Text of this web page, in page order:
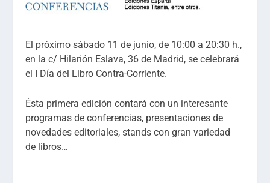
El próximo sábado 11 de junio, de 10:00 a 20:30 h.,
en la c/ Hilarión Eslava, 36 de Madrid, se celebrará
el I Día del Libro Contra-Corriente.
Ésta primera edición contará con un interesante
programas de conferencias, presentaciones de
novedades editoriales, stands con gran variedad
de libros…